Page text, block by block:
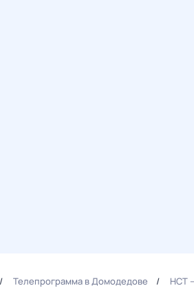
Телепрограмма в Домодедове НСТ